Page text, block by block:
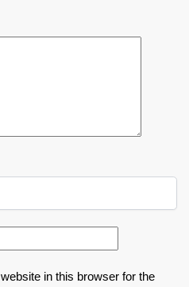
in this browser for the